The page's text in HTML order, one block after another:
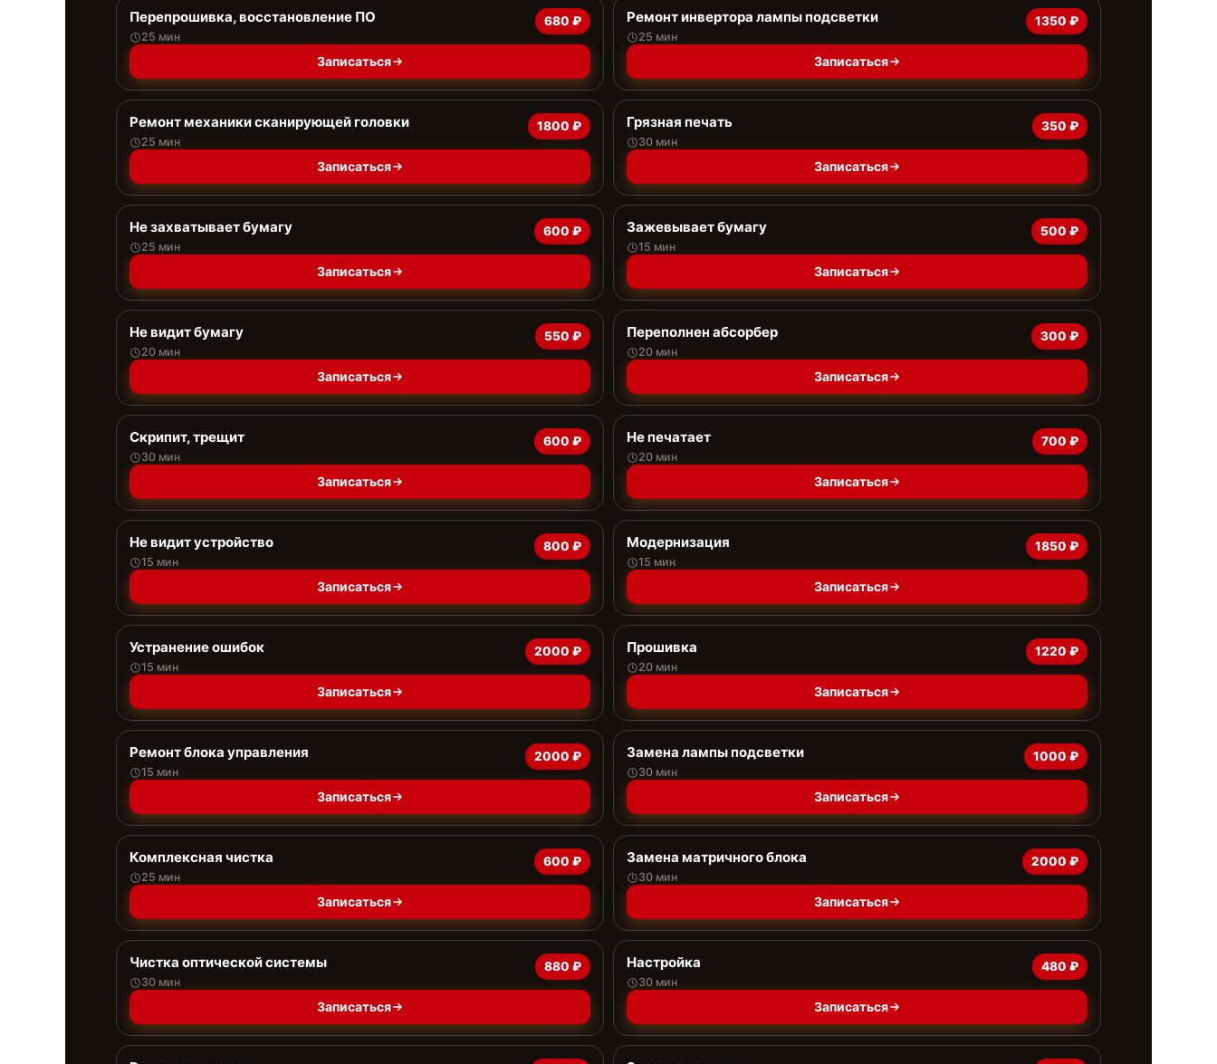
Перепрошивка, восстановление ПО
25 мин
680 ₽
Записаться
Ремонт инвертора лампы подсветки
25 мин
1350 ₽
Записаться
Ремонт механики сканирующей головки
25 мин
1800 ₽
Записаться
Грязная печать
30 мин
350 ₽
Записаться
Не захватывает бумагу
25 мин
600 ₽
Записаться
Зажевывает бумагу
15 мин
500 ₽
Записаться
Не видит бумагу
20 мин
550 ₽
Записаться
Переполнен абсорбер
20 мин
300 ₽
Записаться
Скрипит, трещит
30 мин
600 ₽
Записаться
Не печатает
20 мин
700 ₽
Записаться
Не видит устройство
15 мин
800 ₽
Записаться
Модернизация
15 мин
1850 ₽
Записаться
Устранение ошибок
15 мин
2000 ₽
Записаться
Прошивка
20 мин
1220 ₽
Записаться
Ремонт блока управления
15 мин
2000 ₽
Записаться
Замена лампы подсветки
30 мин
1000 ₽
Записаться
Комплексная чистка
25 мин
600 ₽
Записаться
Замена матричного блока
30 мин
2000 ₽
Записаться
Чистка оптической системы
30 мин
880 ₽
Записаться
Настройка
30 мин
480 ₽
Записаться